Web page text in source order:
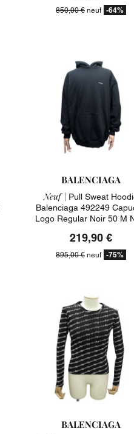
850,00 € neuf -64%
BALENCIAGA
Neuf | Pull Sweat
Balenciaga 492249
Logo Regular Noir 50 M
219,90 €
895,00 € neuf -75%
BALENCIAGA